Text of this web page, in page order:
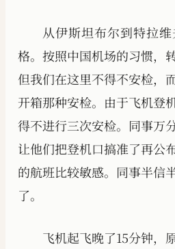
从伊斯坦布尔到特拉
格。按照中国机场的习惯，
但我们在这里不得不安检，
开箱那种安检。由于飞机登
得不进行三次安检。同事万
让他们把登机口搞准了再公
的航班比较敏感。同事半信
了。
飞机起飞晚了15分钟，